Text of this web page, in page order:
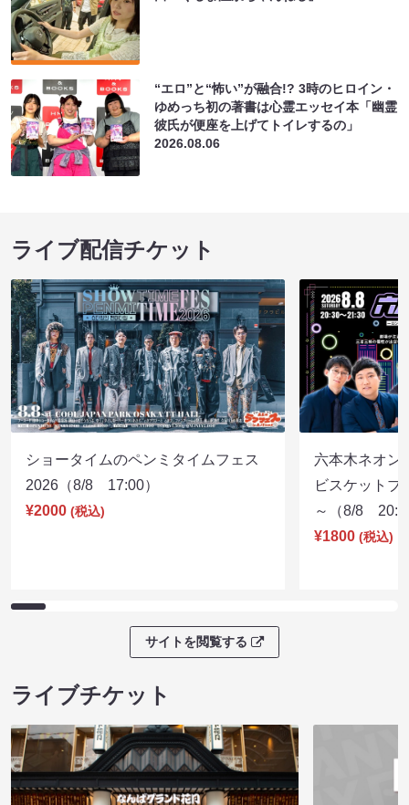
“エロ”と“怖い”が融合!? 3時のヒロイン・
ゆめっち初の著書は心霊エッセイ本「幽霊
彼氏が便座を上げてトイレするの」
2026.08.06
ライブ配信チケット
ショータイムのペンミタイムフェス
2026（8/8 17:00）
¥2000 (税込)
六本木ネオン
ビスケットブ
～（8/8
¥1800 (税込)
サイトを閲覧する
ライブチケット